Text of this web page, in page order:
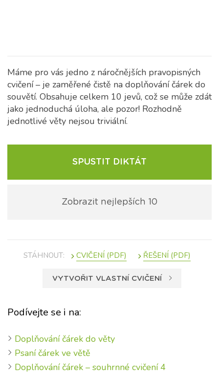
Máme pro vás jedno z náročnějších pravopisných
cvičení – je zaměřené čistě na doplňování čárek do
souvětí. Obsahuje celkem 10 jevů, což se může zdát
jako jednoduchá úloha, ale pozor! Rozhodně
jednotlivé věty nejsou triviální.
SPUSTIT DIKTÁT
Zobrazit nejlepších 10
STÁHNOUT:
VYTVOŘIT VLASTNÍ CVIČENÍ
Podívejte se i na:
Doplňování čárek do věty
Psaní čárek ve větě
Doplňování čárek – souhrnné cvičení 4